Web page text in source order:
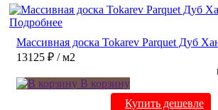
Подробнее
Массивная доска Tokarev Parquet Дуб
13125 ₽ / м2
В корзину
Купить дешевле